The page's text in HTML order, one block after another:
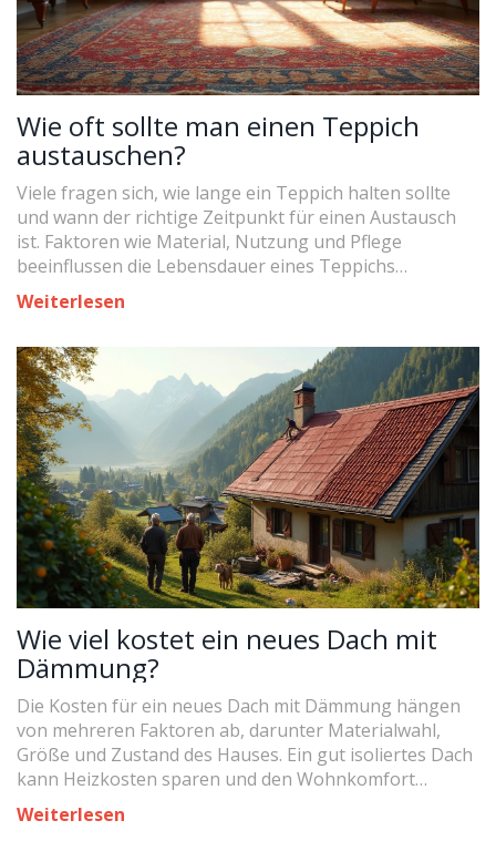
Wie oft sollte man einen Teppich
austauschen?
Viele fragen sich, wie lange ein Teppich halten sollte
und wann der richtige Zeitpunkt für einen Austausch
ist. Faktoren wie Material, Nutzung und Pflege
beeinflussen die Lebensdauer eines Teppichs
erheblich. In diesem Artikel erfährst du, wann es an der
Zeit ist, einen neuen Teppich zu kaufen und wie du
dir dabei, länger Freude an deinen Wohntextilien zu
haben.
Weiterlesen
Wie viel kostet ein neues Dach mit
Dämmung?
Die Kosten für ein neues Dach mit Dämmung hängen
von mehreren Faktoren ab, darunter Materialwahl,
Größe und Zustand des Hauses. Ein gut isoliertes Dach
kann Heizkosten sparen und den Wohnkomfort
steigern. Verschiedene Dachdämmmaterialien bieten
unterschiedliche Vor- und Nachteile in Bezug auf Preis
Weiterlesen